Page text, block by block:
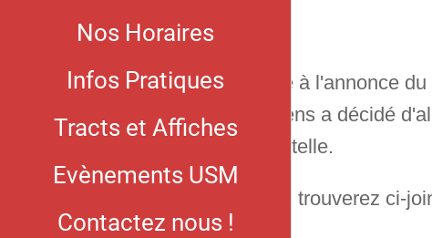
Nos Horaires
Infos Pratiques
Tracts et Affiches
Evènements USM
Contactez nous !
Suite à l'annonce
Aériens a décidé
de tutelle.
Vous trouverez ci-